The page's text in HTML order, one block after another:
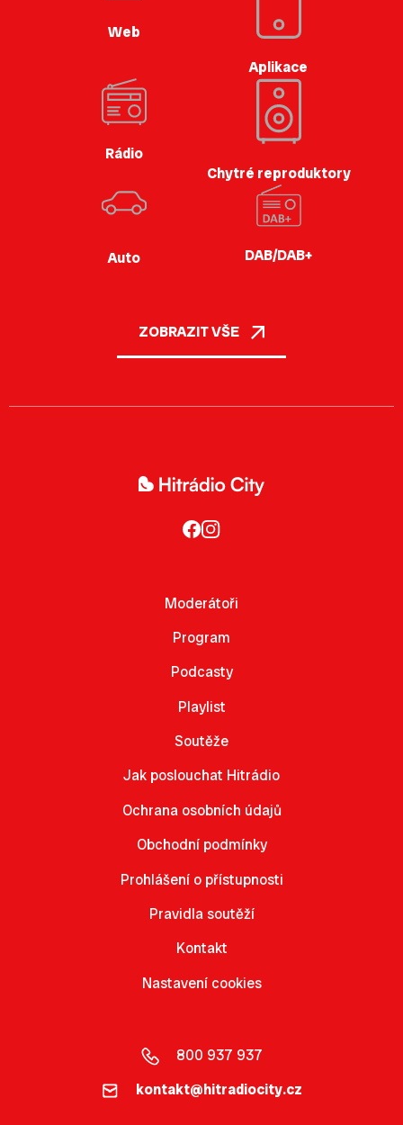
Web
Aplikace
Rádio
Chytré reproduktory
Auto DAB/DAB+
ZOBRAZIT VŠE
Moderátoři
Program
Podcasty
Playlist
Soutěže
Jak poslouchat Hitrádio
Ochrana osobních údajů
Obchodní podmínky
Prohlášení o přístupnosti
Pravidla soutěží
Kontakt
Nastavení cookies
800 937 937
kontakt@hitradiocity.cz